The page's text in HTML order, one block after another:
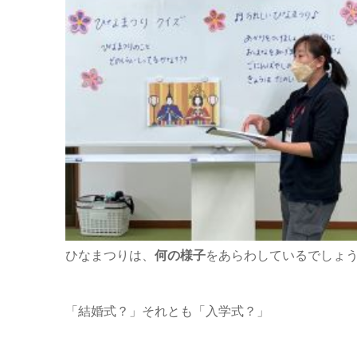
ひなまつりは、 何の様子をあらわしているでしょ
「結婚式？」それとも「入学式？」